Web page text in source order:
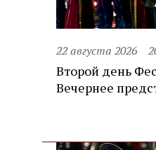
22 августа 2026
Второй день
Вечернее